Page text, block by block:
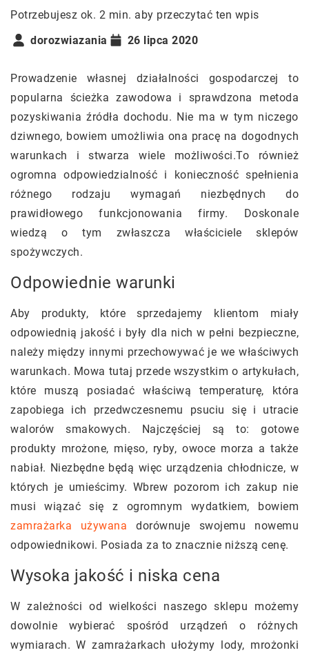
Potrzebujesz ok. 2 min. aby przeczytać ten wpis
dorozwiazania
26 lipca 2020
Prowadzenie własnej działalności gospodarczej to
popularna ścieżka zawodowa i sprawdzona metoda
pozyskiwania źródła dochodu. Nie ma w tym niczego
dziwnego, bowiem umożliwia ona pracę na dogodnych
warunkach i stwarza wiele możliwości.To również
ogromna odpowiedzialność i konieczność spełnienia
różnego rodzaju wymagań niezbędnych do
prawidłowego funkcjonowania firmy. Doskonale
wiedzą o tym zwłaszcza właściciele sklepów
spożywczych.
Odpowiednie warunki
Aby produkty, które sprzedajemy klientom miały
odpowiednią jakość i były dla nich w pełni bezpieczne,
należy między innymi przechowywać je we właściwych
warunkach. Mowa tutaj przede wszystkim o artykułach,
które muszą posiadać właściwą temperaturę, która
zapobiega ich przedwczesnemu psuciu się i utracie
walorów smakowych. Najczęściej są to: gotowe
produkty mrożone, mięso, ryby, owoce morza a także
nabiał. Niezbędne będą więc urządzenia chłodnicze, w
których je umieścimy. Wbrew pozorom ich zakup nie
musi wiązać się z ogromnym wydatkiem, bowiem
zamrażarka używana dorównuje swojemu nowemu
odpowiednikowi. Posiada za to znacznie niższą cenę.
Wysoka jakość i niska cena
W zależności od wielkości naszego sklepu możemy
dowolnie wybierać spośród urządzeń o różnych
wymiarach. W zamrażarkach ułożymy lody, mrożonki